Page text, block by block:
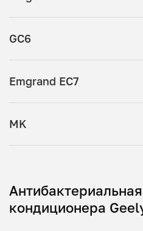
GC6
Emgrand EC7
MK
кондиционера